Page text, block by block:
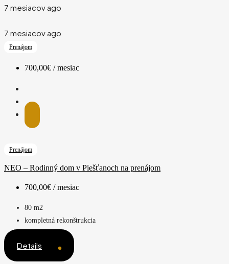
7 mesiacov ago
7 mesiacov ago
Prenájom
700,00€ / mesiac
Prenájom
NEO – Rodinný dom v Piešťanoch na prenájom
700,00€ / mesiac
80 m2
kompletná rekonštrukcia
Details